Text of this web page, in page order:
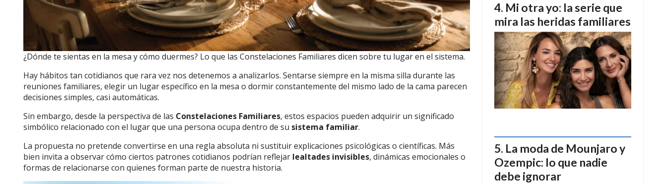
¿Dónde te sientas en la mesa y cómo duermes? Lo que las Constelaciones Familiares dicen sobre tu lugar en el sistema.
Hay hábitos tan cotidianos que rara vez nos detenemos a analizarlos. Sentarse siempre en la misma silla durante las
reuniones familiares, elegir un lugar específico en la mesa o dormir constantemente del mismo lado de la cama parecen
decisiones simples, casi automáticas.
Sin embargo, desde la perspectiva de las Constelaciones Familiares, estos espacios pueden adquirir un significado
simbólico relacionado con el lugar que una persona ocupa dentro de su sistema familiar.
La propuesta no pretende convertirse en una regla absoluta ni sustituir explicaciones psicológicas o científicas. Más
bien invita a observar cómo ciertos patrones cotidianos podrían reflejar lealtades invisibles, dinámicas emocionales o
formas de relacionarse con quienes forman parte de nuestra historia.
Mi otra yo: la serie que
mira las heridas familiares
La moda de Mounjaro y
Ozempic: lo que nadie
debe ignorar